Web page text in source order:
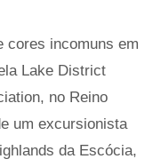
cores incomuns em
Lake District
no Reino
um excursionista
da Escócia,